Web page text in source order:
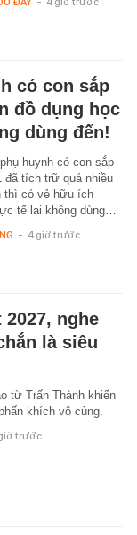
có con sắp
đồ dụng học
dùng đến!
huynh có con sắp
đã tích trữ quá nhiều
thì có vẻ hữu ích
tế lại không dùng…
- 4 giờ trước
nghe
là siêu
từ Trấn Thành khiến
khích vô cùng.
trước